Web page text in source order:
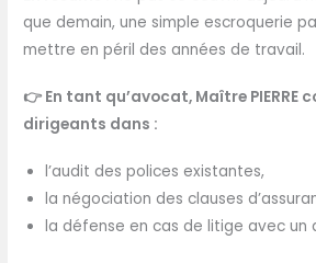
que demain, une simple escroquerie
mettre en péril des années de travail.
👉 En tant qu’avocat, Maître PIERRE
dirigeants dans :
l’audit des polices existantes,
la négociation des clauses
la défense en cas de litige avec un